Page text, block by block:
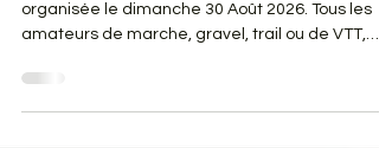
organisée le dimanche 30 Août 2026. Tous les
amateurs de marche, gravel, trail ou de VTT,
sur vos agendas ! Vidéo de la 17e édition, les
bénévoles de l'association GENNES